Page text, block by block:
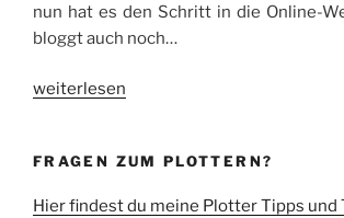
nun hat es den Schritt in die Online-
bloggt auch noch…
„Jetzt
auch
weiterlesen
FRAGEN ZUM PLOTTERN?
Hier findest du meine Plotter Tipps und